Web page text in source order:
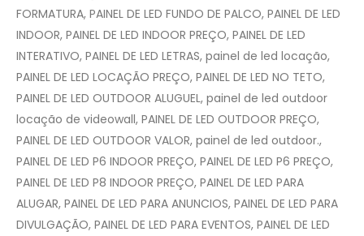
FORMATURA, PAINEL DE LED FUNDO DE PALCO, PAINEL DE LED
INDOOR, PAINEL DE LED INDOOR PREÇO, PAINEL DE LED
INTERATIVO, PAINEL DE LED LETRAS, painel de led locação,
PAINEL DE LED LOCAÇÃO PREÇO, PAINEL DE LED NO TETO,
PAINEL DE LED OUTDOOR ALUGUEL, painel de led outdoor
locação de videowall, PAINEL DE LED OUTDOOR PREÇO,
PAINEL DE LED OUTDOOR VALOR, painel de led outdoor.,
PAINEL DE LED P6 INDOOR PREÇO, PAINEL DE LED P6 PREÇO,
PAINEL DE LED P8 INDOOR PREÇO, PAINEL DE LED PARA
ALUGAR, PAINEL DE LED PARA ANUNCIOS, PAINEL DE LED PARA
DIVULGAÇÃO, PAINEL DE LED PARA EVENTOS, PAINEL DE LED